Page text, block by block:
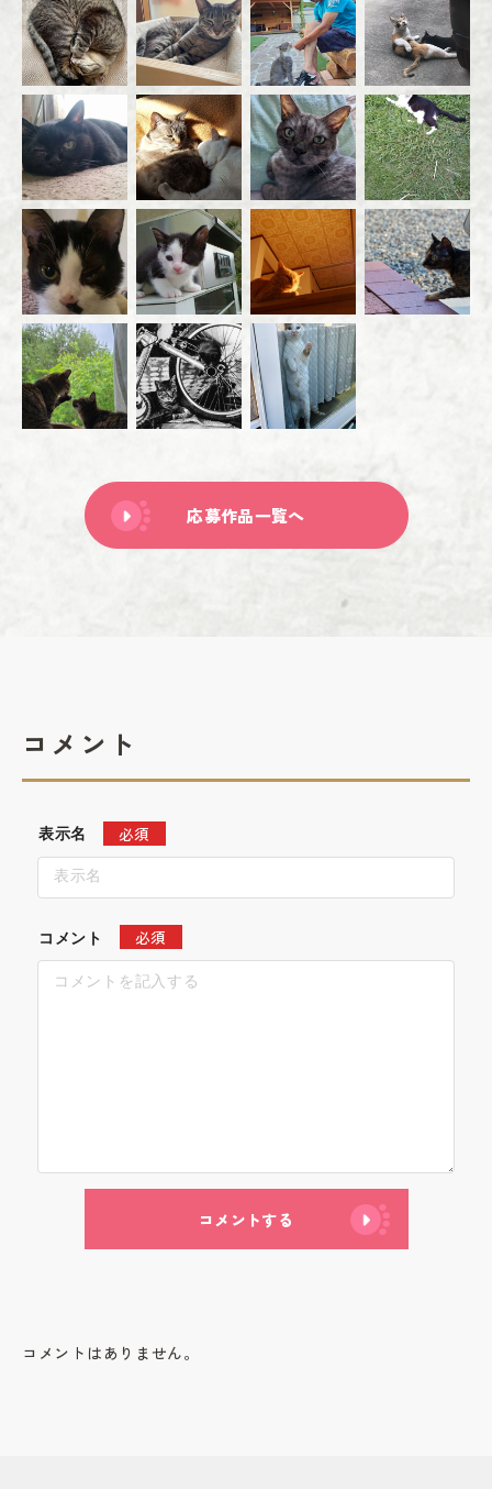
応募作品一覧へ
コメント
表示名 必須
コメント 必須
コメントする
コメントはありません。